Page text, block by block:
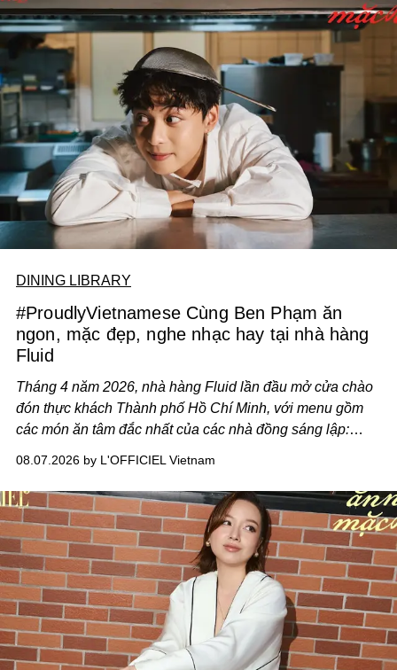
DINING LIBRARY
#ProudlyVietnamese Cùng Ben Phạm ăn
ngon, mặc đẹp, nghe nhạc hay tại nhà hàng
Fluid
Tháng 4 năm 2026, nhà hàng Fluid lần đầu mở cửa chào
đón thực khách Thành phố Hồ Chí Minh, với menu gồm
các món ăn tâm đắc nhất của các nhà đồng sáng lập:
món ăn đa dạng từ Á đến Âu nhanh chóng được yêu thích
nhờ cảm giác ngon miệng, thoải mái và cả khả năng
mang đến niềm vui cho thực khách.
08.07.2026 by L'OFFICIEL Vietnam